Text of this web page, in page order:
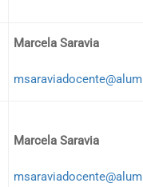
Marcela Saravia
Marcela Saravia